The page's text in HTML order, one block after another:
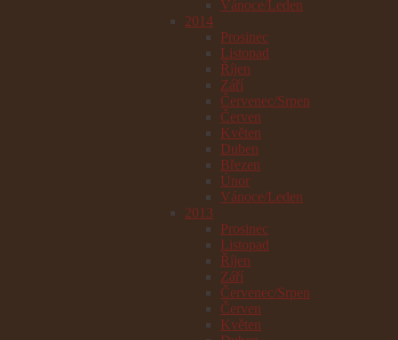
Vánoce/Leden
2014
Prosinec
Listopad
Říjen
Září
Červenec/Srpen
Červen
Květen
Duben
Březen
Únor
Vánoce/Leden
2013
Prosinec
Listopad
Říjen
Září
Červenec/Srpen
Červen
Květen